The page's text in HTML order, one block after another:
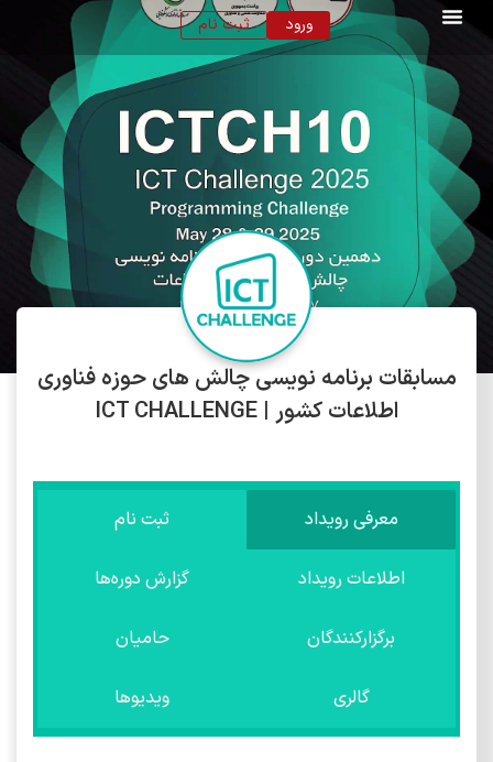
ورود ثبت نام
مسابقات برنامه نویسی چالش های حوزه فناوری
اطلاعات کشور | ICT CHALLENGE
معرفی رویداد ثبت نام
اطلاعات رویداد گزارش دوره‌ها
برگزارکنندگان حامیان
گالری ویدیوها